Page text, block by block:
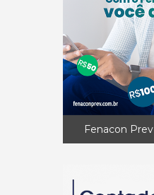
Fenacon Prev